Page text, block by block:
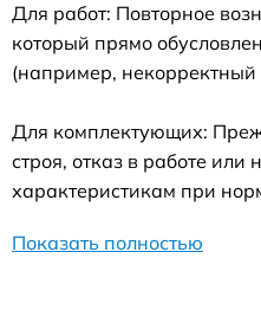
Для работ: Повторное
который прямо
(например, некорректный
Для комплектующих:
строя, отказ в работе или
характеристикам при
Показать полностью